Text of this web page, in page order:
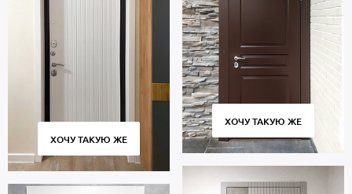
ХОЧУ ТАКУЮ ЖЕ
ХОЧУ ТАКУЮ ЖЕ